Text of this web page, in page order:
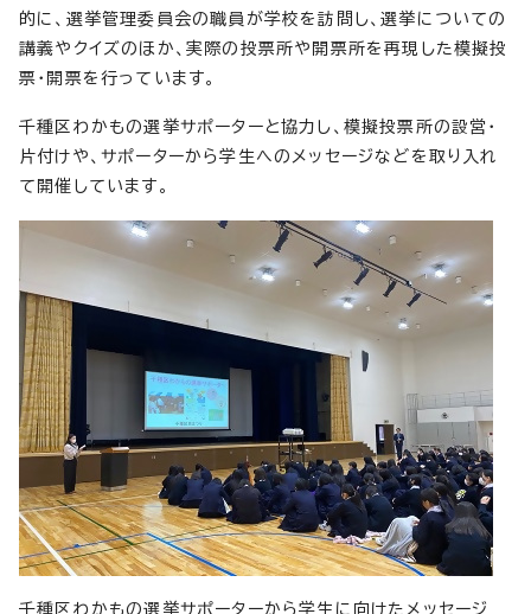
的に、選挙管理委員会の職員が学校を訪問し、選挙についての
講義やクイズのほか、実際の投票所や開票所を再現した模擬投
票・開票を行っています。
千種区わかもの選挙サポーターと協力し、模擬投票所の設営・
片付けや、サポーターから学生へのメッセージなどを取り入れ
て開催しています。
千種区わかもの選挙サポーターから学生に向けたメッセージ